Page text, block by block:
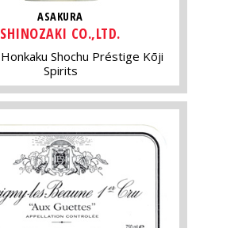
ASAKURA
SHINOZAKI CO.,LTD.
Honkaku Shochu Préstige Kōji
Spirits